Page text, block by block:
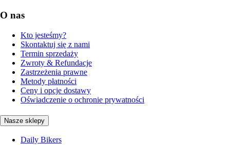
O nas
Kto jesteśmy?
Skontaktuj się z nami
Termin sprzedaży
Zwroty & Refundacje
Zastrzeżenia prawne
Metody płatności
Ceny i opcje dostawy
Oświadczenie o ochronie prywatności
Nasze sklepy
Daily Bikers